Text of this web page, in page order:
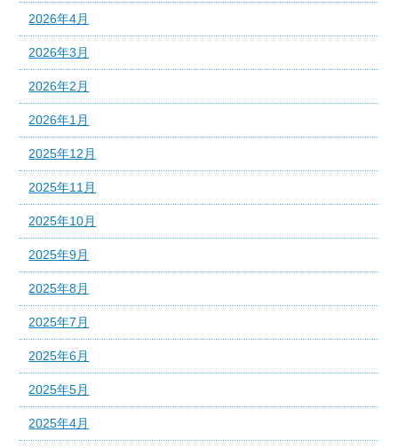
2026年4月
2026年3月
2026年2月
2026年1月
2025年12月
2025年11月
2025年10月
2025年9月
2025年8月
2025年7月
2025年6月
2025年5月
2025年4月